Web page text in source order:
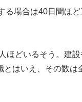
場合は40日間ほど
ほどいるそう。建
はいえ、その数は